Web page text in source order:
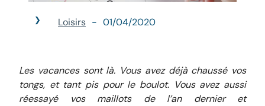
Loisirs 01/04/2020
Les vacances sont là. Vous avez déjà chaussé vos
tongs, et tant pis pour le boulot. Vous avez aussi
réessayé vos maillots de l’an dernier et